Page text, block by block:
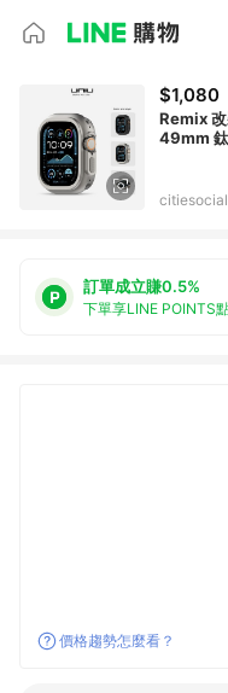
$1,080
Remix
49mm
訂單成立賺0.5%
下單享LINE POINTS
價格趨勢怎麼看？